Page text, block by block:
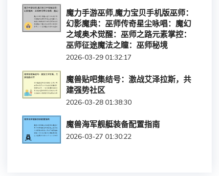
魔力手游巫师,魔力宝贝手机版巫师：
幻影魔典：巫师传奇星尘咏唱：魔幻
之域奥术觉醒：巫师之路元素掌控：
巫师征途魔法之瞳：巫师秘境
2026-03-29 01:32:17
魔兽贴吧集结号：激战艾泽拉斯，共
建强势社区
2026-03-28 01:38:30
魔兽海军舰艇装备配置指南
2026-03-27 01:30:22